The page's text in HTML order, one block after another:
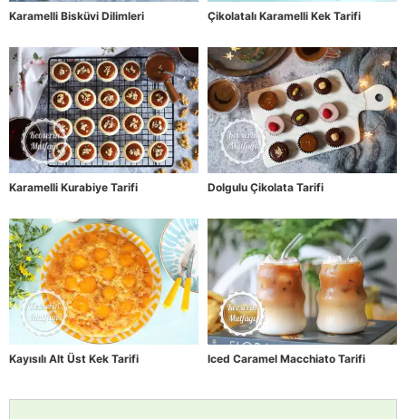
Karamelli Bisküvi Dilimleri Çikolatalı Karamelli Kek Tarifi
Karamelli Kurabiye Tarifi Dolgulu Çikolata Tarifi
Kayısılı Alt Üst Kek Tarifi Iced Caramel Macchiato Tarifi